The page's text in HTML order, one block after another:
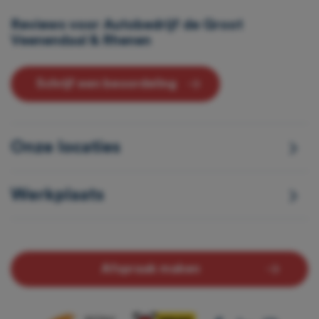
Reviews voor Autobedrijf de Groot
Veenendaal & Rhenen
Schrijf een beoordeling
Onze locaties
Werkplaats
Afspraak maken